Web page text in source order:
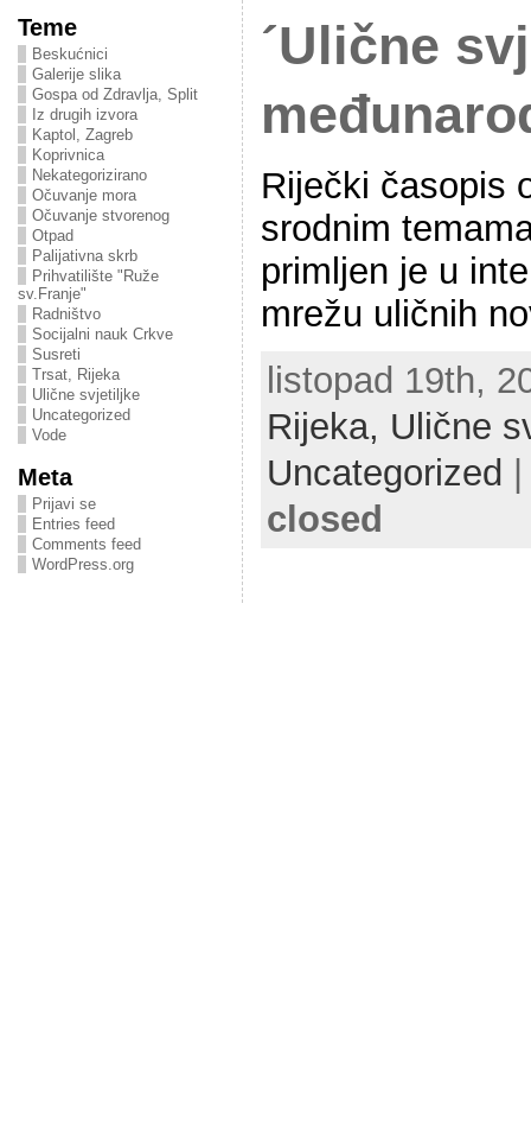
Teme
Beskućnici
Galerije slika
Gospa od Zdravlja, Split
Iz drugih izvora
Kaptol, Zagreb
Koprivnica
Nekategorizirano
Očuvanje mora
Očuvanje stvorenog
Otpad
Palijativna skrb
Prihvatilište "Ruže
sv.Franje"
Radništvo
Socijalni nauk Crkve
Susreti
Trsat, Rijeka
Ulične svjetiljke
Uncategorized
Vode
Meta
Prijavi se
Entries feed
Comments feed
WordPress.org
´Ulične
Riječki časopis
srodnim
primljen je u
mrežu uličnih
listopad 19th,
Rijeka, Ulične
Uncategorized
closed